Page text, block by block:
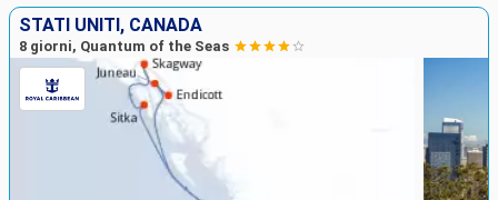
STATI UNITI, CANADA
8 giorni, Quantum of the Seas